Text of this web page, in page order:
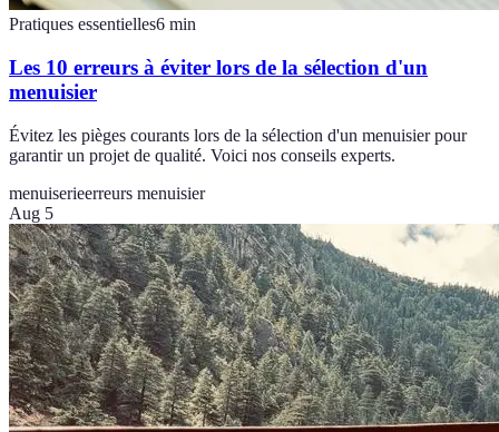
Pratiques essentielles6 min
Les 10 erreurs à éviter lors de la sélection d'un
menuisier
Évitez les pièges courants lors de la sélection d'un menuisier pour
garantir un projet de qualité. Voici nos conseils experts.
menuiserieerreurs menuisier
Aug 5